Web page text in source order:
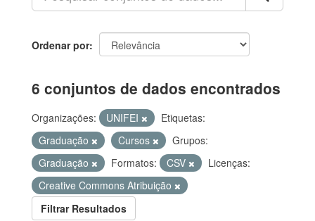
Ordenar por
6 conjuntos de dados encontrados
Organizações: UNIFEI
Etiquetas:
Graduação
Cursos
Grupos:
Graduação
Formatos: CSV
Licenças:
Creative Commons Atribuição
Filtrar Resultados